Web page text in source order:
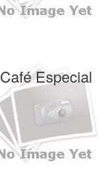
Café Especial